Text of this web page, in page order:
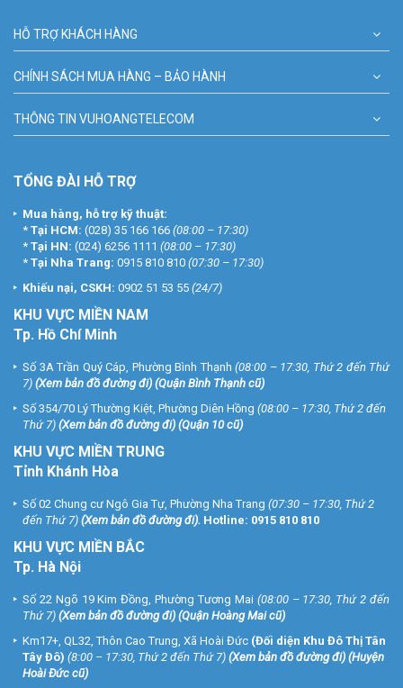
HỖ TRỢ KHÁCH HÀNG
CHÍNH SÁCH MUA HÀNG – BẢO HÀNH
THÔNG TIN VUHOANGTELECOM
TỔNG ĐÀI HỖ TRỢ
Mua hàng, hỗ trợ kỹ thuật:
* Tại HCM: (028) 35 166 166 (08:00 – 17:30)
* Tại HN: (024) 6256 1111 (08:00 – 17:30)
* Tại Nha Trang: 0915 810 810 (07:30 – 17:30)
Khiếu nại, CSKH: 0902 51 53 55 (24/7)
KHU VỰC MIỀN NAM
Tp. Hồ Chí Minh
Số 3A Trần Quý Cáp, Phường Bình Thạnh (08:00 – 17:30, Thứ 2 đến Thứ
7) (Xem bản đồ đường đi) (Quận Bình Thạnh cũ)
Số 354/70 Lý Thường Kiệt, Phường Diên Hồng (08:00 – 17:30, Thứ 2 đến
Thứ 7) (Xem bản đồ đường đi) (Quận 10 cũ)
KHU VỰC MIỀN TRUNG
Tỉnh Khánh Hòa
Số 02 Chung cư Ngô Gia Tự, Phường Nha Trang (07:30 – 17:30, Thứ 2
đến Thứ 7) (Xem bản đồ đường đi). Hotline: 0915 810 810
KHU VỰC MIỀN BẮC
Tp. Hà Nội
Số 22 Ngõ 19 Kim Đồng, Phường Tương Mai (08:00 – 17:30, Thứ 2 đến
Thứ 7) (Xem bản đồ đường đi) (Quận Hoàng Mai cũ)
Km17+, QL32, Thôn Cao Trung, Xã Hoài Đức (Đối diện Khu Đô Thị Tân
Tây Đô) (8:00 – 17:30, Thứ 2 đến Thứ 7) (Xem bản đồ đường đi) (Huyện
Hoài Đức cũ)